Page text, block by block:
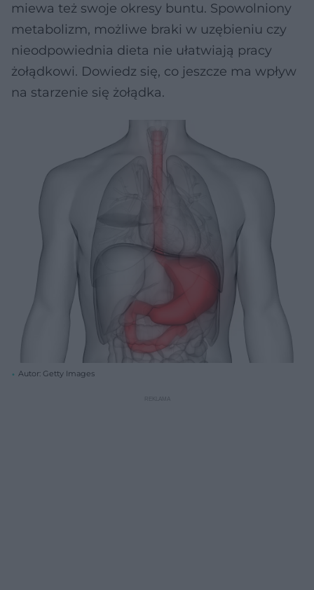
miewa też swoje okresy buntu. Spowolniony
metabolizm, możliwe braki w uzębieniu czy
nieodpowiednia dieta nie ułatwiają pracy
żołądkowi. Dowiedz się, co jeszcze ma wpływ
na starzenie się żołądka.
Autor: Getty Images